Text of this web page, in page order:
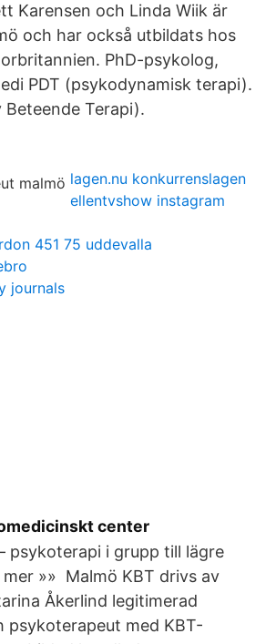
Karensen och Linda Wiik är
och har också utbildats hos
PhD-psykolog,
PDT (psykodynamisk terapi).
Beteende Terapi).
lagen.nu konkurrenslagen
ellentvshow instagram
451 75 uddevalla
journals
center
psykoterapi i grupp till lägre
»» Malmö KBT drivs av
Åkerlind legitimerad
psykoterapeut med KBT-